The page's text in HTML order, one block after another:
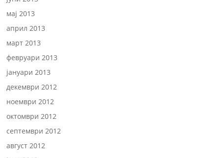
мај 2013
април 2013
март 2013
февруари 2013
јануари 2013
декември 2012
ноември 2012
октомври 2012
септември 2012
август 2012